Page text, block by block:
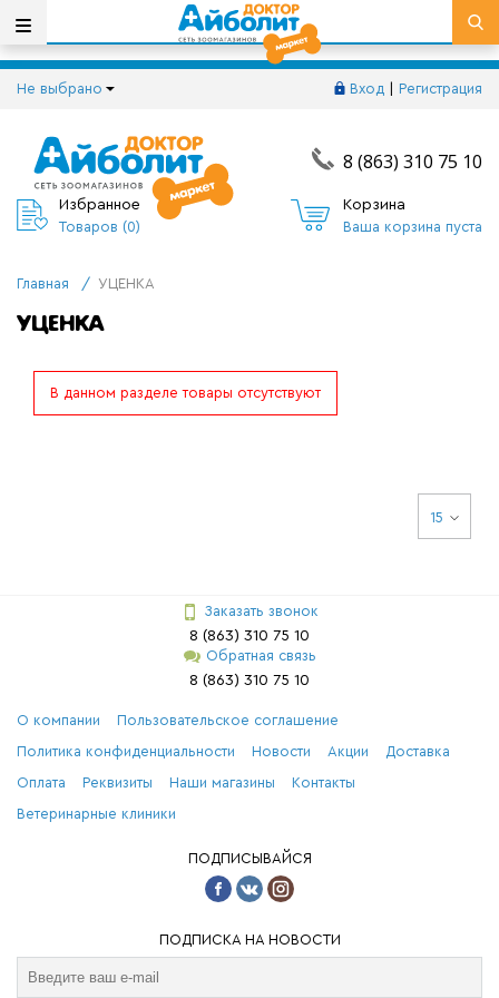
Не выбрано Вход Регистрация
8 (863) 310 75 10
Избранное
Товаров (0)
Корзина
Ваша корзина пуста
Главная / УЦЕНКА
УЦЕНКА
В данном разделе товары отсутствуют
15
Заказать звонок
8 (863) 310 75 10
Обратная связь
8 (863) 310 75 10
О компании Пользовательское соглашение
Политика конфиденциальности Новости Акции Доставка
Оплата Реквизиты Наши магазины Контакты
Ветеринарные клиники
ПОДПИСЫВАЙСЯ
ПОДПИСКА НА НОВОСТИ